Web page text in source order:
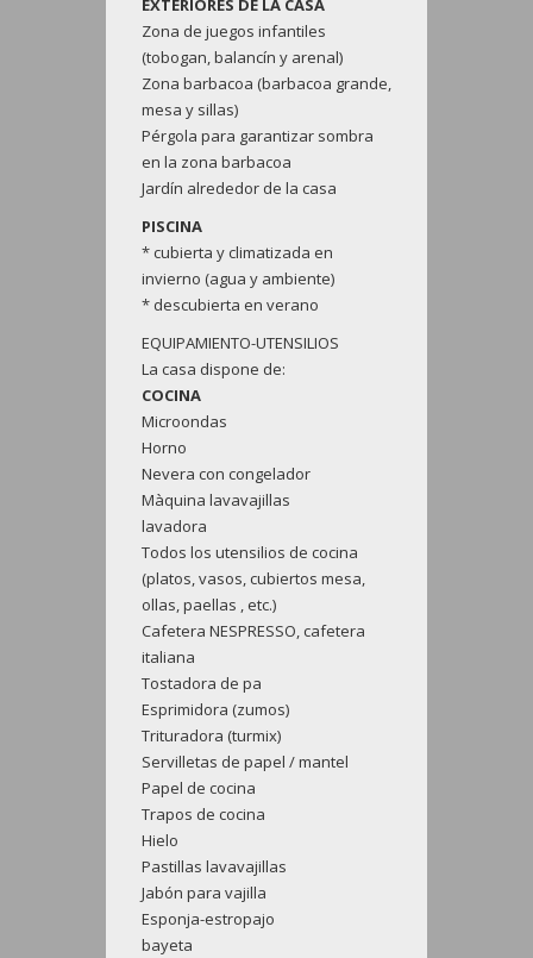
Zona de juegos infantiles
(tobogan, balancín y arenal)
Zona barbacoa (barbacoa grande,
mesa y sillas)
Pérgola para garantizar sombra
en la zona barbacoa
Jardín alrededor de la casa
PISCINA
* cubierta y climatizada en
invierno (agua y ambiente)
* descubierta en verano
EQUIPAMIENTO-UTENSILIOS
La casa dispone de:
COCINA
Microondas
Horno
Nevera con congelador
Màquina lavavajillas
lavadora
Todos los utensilios de cocina
(platos, vasos, cubiertos mesa,
ollas, paellas , etc.)
Cafetera NESPRESSO, cafetera
italiana
Tostadora de pa
Esprimidora (zumos)
Trituradora (turmix)
Servilletas de papel / mantel
Papel de cocina
Trapos de cocina
Hielo
Pastillas lavavajillas
Jabón para vajilla
Esponja-estropajo
bayeta